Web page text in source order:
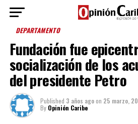
DEPARTAMENTO
Fundación fue
socialización de los
del presidente Petro
Published 3 años agoon 25 marzo,
By Opinión Caribe